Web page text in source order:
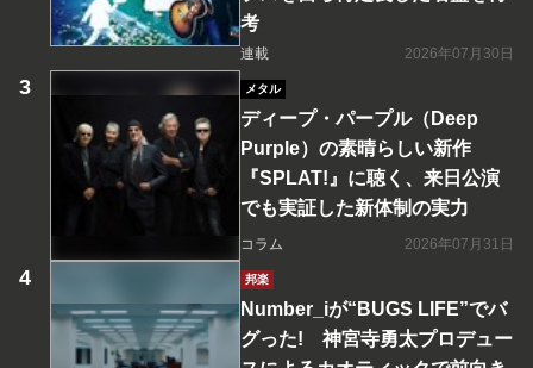
考
連載 2026年07月30日
メタル
ディープ・パープル（Deep
Purple）の素晴らしい新作
『SPLAT!』に聴く、来日公演
でも実証した新体制の実力
コラム 2026年07月31日
邦楽
Number_iが“BUGS LIFE”でバ
グった! 神宮寺勇太プロデュー